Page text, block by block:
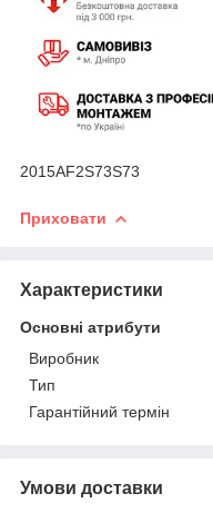
2015AF2S73S73
Приховати
Характеристики
Основні атрибути
Виробник
Тип
Гарантійний термін
Умови доставки